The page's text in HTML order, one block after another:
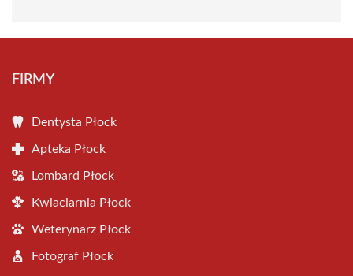
FIRMY
Dentysta Płock
Apteka Płock
Lombard Płock
Kwiaciarnia Płock
Weterynarz Płock
Fotograf Płock